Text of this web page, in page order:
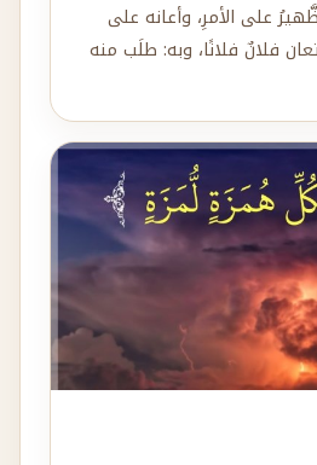
على الأمرِ، وأعانه على
فلانٌ فلانًا، وبه: طلَب منه